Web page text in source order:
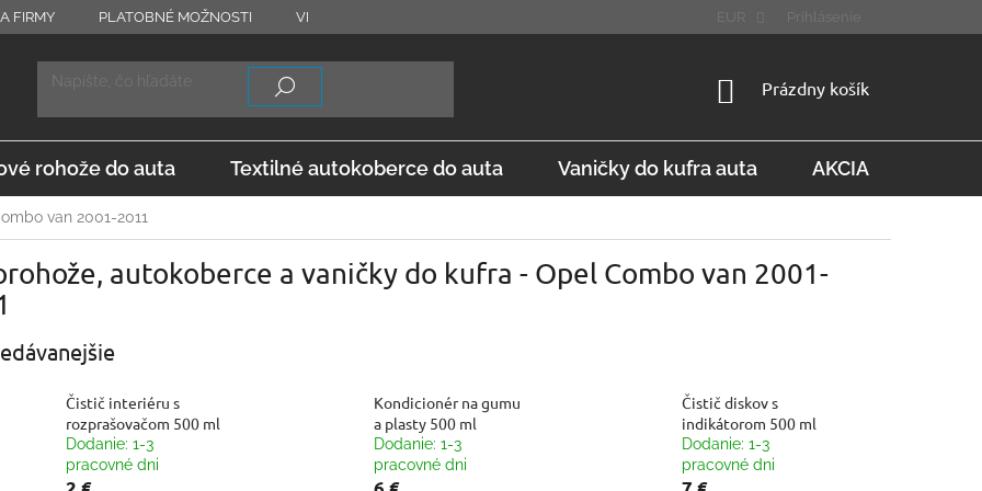
FIRMY PLATOBNÉ MOŽNOSTI VRÁTENIE TOVARU Prihlásenie
NÁKUPNÝ
Prázdny košík
rohože do auta Textilné autokoberce do auta Vaničky do kufra auta AKCIA
van 2001-2011
autokoberce a vaničky do kufra - Opel Combo van 2001-
Čistič interiéru s
rozprašovačom 500 ml
Dodanie: 1-3
pracovné dni
Kondicionér na gumu
a plasty 500 ml
Dodanie: 1-3
pracovné dni
Čistič diskov s
indikátorom 500 ml
Dodanie: 1-3
pracovné dni